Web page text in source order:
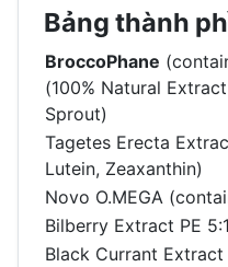
Bảng thành
BroccoPhane
(100% Natural
Sprout)
Tagetes Erecta
Lutein, Zeaxanthin)
Novo O.MEGA
Bilberry Extract PE 5:1
Black Currant Extract